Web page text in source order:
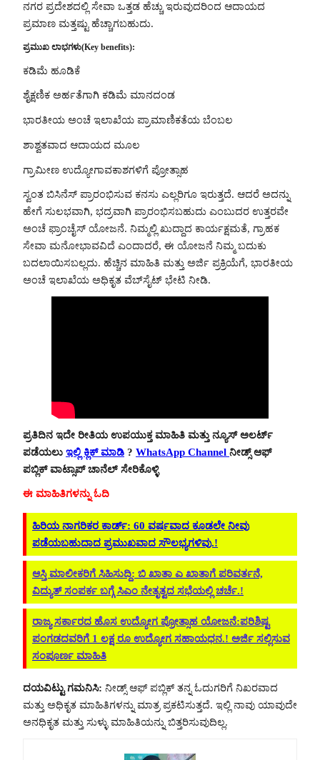
ನಗರ ಪ್ರದೇಶದಲ್ಲಿ ಸೇವಾ ಒತ್ತಡ ಹೆಚ್ಚು ಇರುವುದರಿಂದ ಆದಾಯದ
ಪ್ರಮಾಣ ಮತ್ತಷ್ಟು ಹೆಚ್ಚಾಗಬಹುದು.
ಪ್ರಮುಖ ಲಾಭಗಳು(Key benefits):
ಕಡಿಮೆ ಹೂಡಿಕೆ
ಶೈಕ್ಷಣಿಕ ಅರ್ಹತೆಗಾಗಿ ಕಡಿಮೆ ಮಾನದಂಡ
ಭಾರತೀಯ ಅಂಚೆ ಇಲಾಖೆಯ ಪ್ರಾಮಾಣಿಕತೆಯ ಬೆಂಬಲ
ಶಾಶ್ವತವಾದ ಆದಾಯದ ಮೂಲ
ಗ್ರಾಮೀಣ ಉದ್ಯೋಗಾವಕಾಶಗಳಿಗೆ ಪ್ರೋತ್ಸಾಹ
ಸ್ವಂತ ಬಿಸಿನೆಸ್ ಪ್ರಾರಂಭಿಸುವ ಕನಸು ಎಲ್ಲರಿಗೂ ಇರುತ್ತದೆ. ಆದರೆ ಅದನ್ನು
ಹೇಗೆ ಸುಲಭವಾಗಿ, ಭದ್ರವಾಗಿ ಪ್ರಾರಂಭಿಸಬಹುದು ಎಂಬುದರ ಉತ್ತರವೇ
ಅಂಚೆ ಫ್ರಾಂಚೈಸ್ ಯೋಜನೆ. ನಿಮ್ಮಲ್ಲಿ ಖುದ್ದಾದ ಕಾರ್ಯಕ್ಷಮತೆ, ಗ್ರಾಹಕ
ಸೇವಾ ಮನೋಭಾವವಿದೆ ಎಂದಾದರೆ, ಈ ಯೋಜನೆ ನಿಮ್ಮ ಬದುಕು
ಬದಲಾಯಿಸಬಲ್ಲದು. ಹೆಚ್ಚಿನ ಮಾಹಿತಿ ಮತ್ತು ಅರ್ಜಿ ಪ್ರಕ್ರಿಯೆಗೆ, ಭಾರತೀಯ
ಅಂಚೆ ಇಲಾಖೆಯ ಅಧಿಕೃತ ವೆಬ್‌ಸೈಟ್‌ ಭೇಟಿ ನೀಡಿ.
ಪ್ರತಿದಿನ ಇದೇ ರೀತಿಯ ಉಪಯುಕ್ತ ಮಾಹಿತಿ ಮತ್ತು ನ್ಯೂಸ್ ಅಲರ್ಟ್
ಪಡೆಯಲು ಇಲ್ಲಿ ಕ್ಲಿಕ್ ಮಾಡಿ ? WhatsApp Channel ನೀಡ್ಸ್ ಆಫ್
ಪಬ್ಲಿಕ್ ವಾಟ್ಸಾಪ್ ಚಾನೆಲ್ ಸೇರಿಕೊಳ್ಳಿ
ಈ ಮಾಹಿತಿಗಳನ್ನು ಓದಿ
ಹಿರಿಯ ನಾಗರಿಕರ ಕಾರ್ಡ್‌: 60 ವರ್ಷವಾದ ಕೂಡಲೇ ನೀವು
ಪಡೆಯಬಹುದಾದ ಪ್ರಮುಖವಾದ ಸೌಲಭ್ಯಗಳಿವು.!
ಆಸ್ತಿ ಮಾಲೀಕರಿಗೆ ಸಿಹಿಸುದ್ದಿ: ಬಿ ಖಾತಾ ಎ ಖಾತಾಗೆ ಪರಿವರ್ತನೆ,
ವಿದ್ಯುತ್ ಸಂಪರ್ಕ ಬಗ್ಗೆ ಸಿಎಂ ನೇತೃತ್ವದ ಸಭೆಯಲ್ಲಿ ಚರ್ಚೆ.!
ರಾಜ್ಯ ಸರ್ಕಾರದ ಹೊಸ ಉದ್ಯೋಗ ಪ್ರೋತ್ಸಾಹ ಯೋಜನೆ:ಪರಿಶಿಷ್ಟ
ಪಂಗಡದವರಿಗೆ 1 ಲಕ್ಷ ರೂ ಉದ್ಯೋಗ ಸಹಾಯಧನ.! ಅರ್ಜಿ ಸಲ್ಲಿಸುವ
ಸಂಪೂರ್ಣ ಮಾಹಿತಿ
ದಯವಿಟ್ಟು ಗಮನಿಸಿ: ನೀಡ್ಸ್ ಆಫ್ ಪಬ್ಲಿಕ್ ತನ್ನ ಓದುಗರಿಗೆ ನಿಖರವಾದ
ಮತ್ತು ಅಧಿಕೃತ ಮಾಹಿತಿಗಳನ್ನು ಮಾತ್ರ ಪ್ರಕಟಿಸುತ್ತದೆ. ಇಲ್ಲಿ ನಾವು ಯಾವುದೇ
ಅನಧಿಕೃತ ಮತ್ತು ಸುಳ್ಳು ಮಾಹಿತಿಯನ್ನು ಬಿತ್ತರಿಸುವುದಿಲ್ಲ.